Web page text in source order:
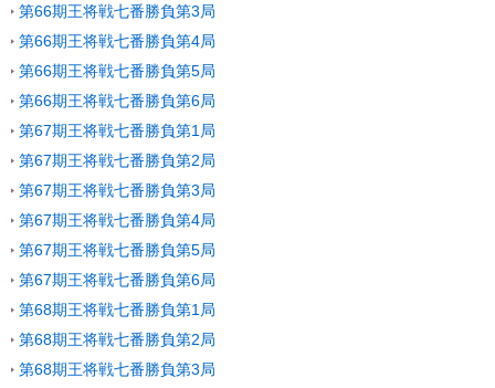
第66期王将戦七番勝負第3局
第66期王将戦七番勝負第4局
第66期王将戦七番勝負第5局
第66期王将戦七番勝負第6局
第67期王将戦七番勝負第1局
第67期王将戦七番勝負第2局
第67期王将戦七番勝負第3局
第67期王将戦七番勝負第4局
第67期王将戦七番勝負第5局
第67期王将戦七番勝負第6局
第68期王将戦七番勝負第1局
第68期王将戦七番勝負第2局
第68期王将戦七番勝負第3局